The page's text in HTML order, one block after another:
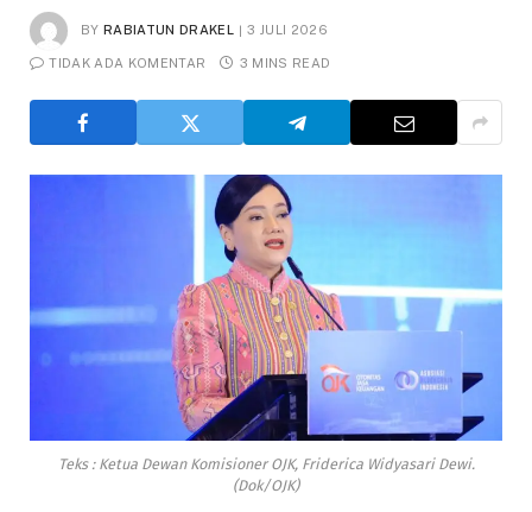
BY RABIATUN DRAKEL 3 JULI 2026
TIDAK ADA KOMENTAR 3 MINS READ
Teks : Ketua Dewan Komisioner OJK, Friderica Widyasari Dewi.
(Dok/OJK)